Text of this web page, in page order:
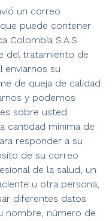
un correo
puede contener
Colombia S.A.S
del tratamiento de
enviarnos su
de queja de calidad
y podemos
sobre usted.
cantidad mínima de
responder a su
de su correo
de la salud, un
u otra persona,
diferentes datos
nombre, número de